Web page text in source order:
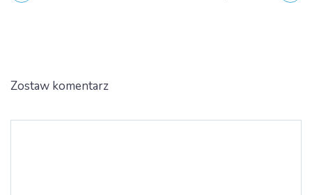
Zostaw komentarz